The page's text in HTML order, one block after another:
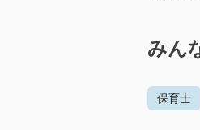
みん
保育士